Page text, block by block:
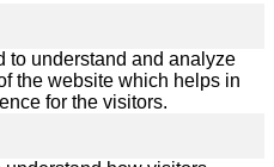
to understand and analyze
the website which helps in
for the visitors.